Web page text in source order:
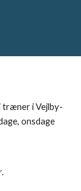
træner i Vejlby-
onsdage